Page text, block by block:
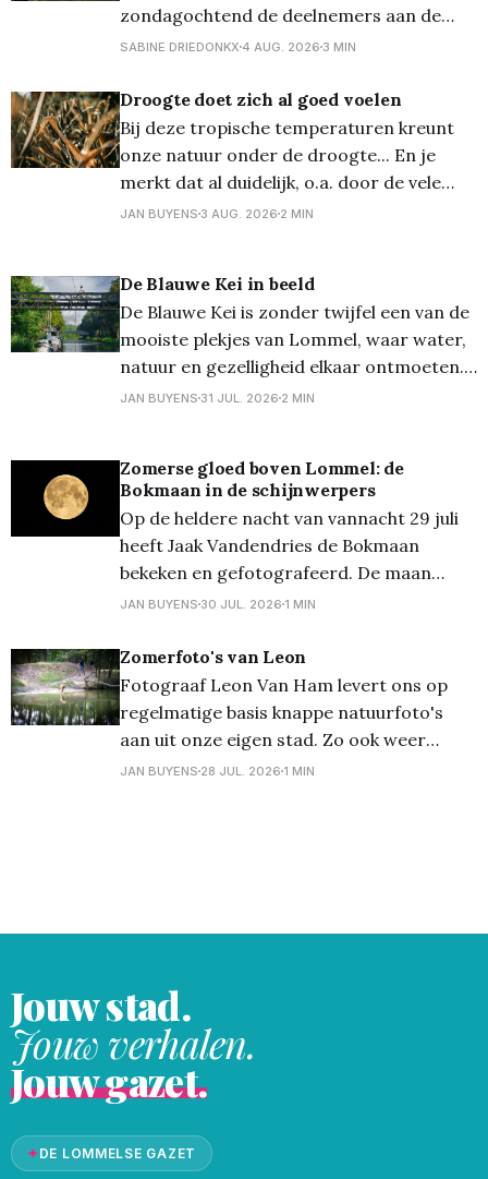
zondagochtend de deelnemers aan de
dauwwandeling van Natuurpunt Lommel
natuurbeleving. De wandeling, die volledig
volzet was, viel samen met de
zonsopkomst en werd begeleid door
gidsen Sabine en Dirk. De ochtend
SABINE DRIEDONKX 4 AUG. 2026 3 MIN
Droogte doet zich al goed voelen
Bij deze tropische temperaturen kreunt
onze natuur onder de droogte... En je
merkt dat al duidelijk, o.a. door de vele
bladeren die nu al vallen. Fotograaf Rowen
voor de natuur dus... 💡Vergeet ook niet
uw
JAN BUYENS 3 AUG. 2026 2 MIN
De Blauwe Kei in beeld
De Blauwe Kei is zonder twijfel een van de
mooiste plekjes van Lommel, waar water,
natuur en gezelligheid elkaar ontmoeten.
En fotograaf Jan Thomas bezorgde ons
en de verbindingsbrug tussen Lommel en
Mol maken deze
JAN BUYENS 31 JUL. 2026 2 MIN
Zomerse gloed boven Lommel: de
Bokmaan in de schijnwerpers
Op de heldere nacht van vannacht 29 juli
heeft Jaak Vandendries de Bokmaan
bekeken en gefotografeerd. De maan
bereikte rond 23u30 haar hoogste punt in
tegen de donkere achtergrond van de
nacht. Op de foto is de bijna volle maan te
zien met de
JAN BUYENS 30 JUL. 2026 1 MIN
Zomerfoto's van Leon
Fotograaf Leon Van Ham levert ons op
regelmatige basis knappe natuurfoto's
aan uit onze eigen stad. Zo ook weer
vandaag met een aantal foto's uit
JAN BUYENS 28 JUL. 2026 1 MIN
Jouw stad.
Jouw verhalen.
Jouw gazet.
✦DE LOMMELSE GAZET